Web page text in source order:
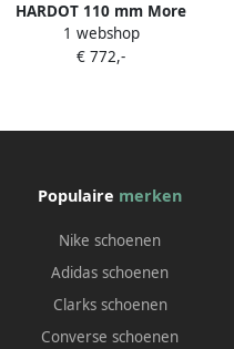
HARDOT 110 mm More
pumps Zwart
1 webshop
€ 772,-
Populaire merken
Nike schoenen
Adidas schoenen
Clarks schoenen
Converse schoenen